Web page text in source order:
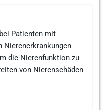
Patienten mit
Nierenerkrankungen
die Nierenfunktion zu
von Nierenschäden